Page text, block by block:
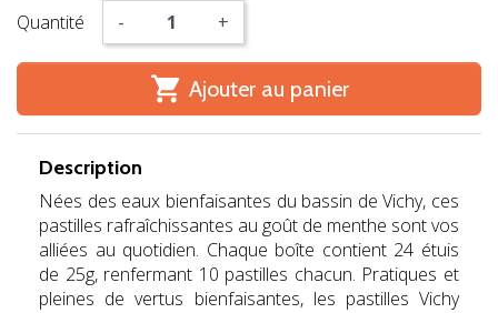
Quantité - +
 Ajouter au panier
Description
Nées des eaux bienfaisantes du bassin de Vichy, ces
pastilles rafraîchissantes au goût de menthe sont vos
alliées au quotidien. Chaque boîte contient 24 étuis
de 25g, renfermant 10 pastilles chacun. Pratiques et
pleines de vertus bienfaisantes, les pastilles Vichy